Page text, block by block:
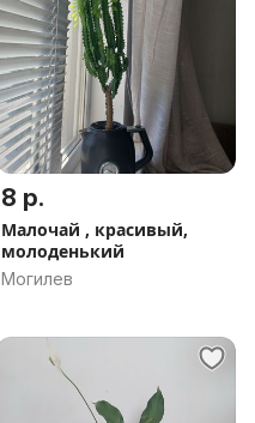
8 р.
Малочай , красивый,
молоденький
Могилев